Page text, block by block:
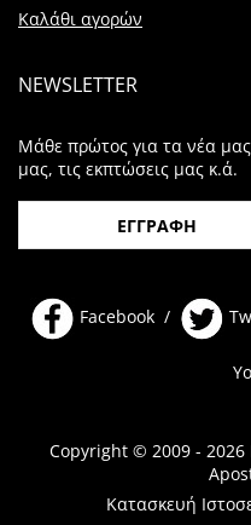
Καλάθι αγορών
NEWSLETTER
Μάθε πρώτος για τα νέα
μας, τις εκπτώσεις μας κ.ά.
ΕΓΓΡΑΦΗ
Facebook /
Copyright © 2009 - 2026
Κατασκευή